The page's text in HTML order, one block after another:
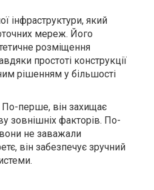
інфраструктури, який
мереж. Його
розміщення
простоті конструкції
рішенням у більшості
По-перше, він захищає
зовнішніх факторів. По-
не заважали
він забезпечує зручний